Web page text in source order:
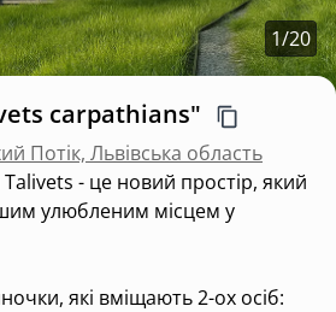
1/20
carpathians"
Потік, Львівська область
- це новий простір, який
улюбленим місцем у
які вміщають 2-ох осіб: